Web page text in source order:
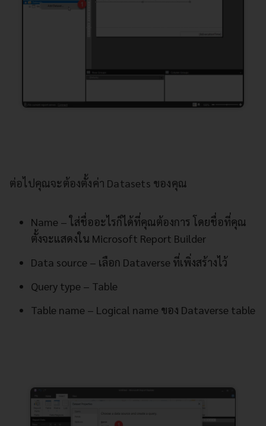
ต่อไปคุณจะต้องตั้งค่า Datasets ของคุณ
Name – ใส่ชื่ออะไรก็ได้ที่คุณต้องการ โดยชื่อที่คุณ
ตั้งจะแสดงใน Microsoft Report Builder
Data source – เลือก Dataverse ที่เพิ่งสร้างไว้
Query type – Table
Table name – Logical name ของ Dataverse table